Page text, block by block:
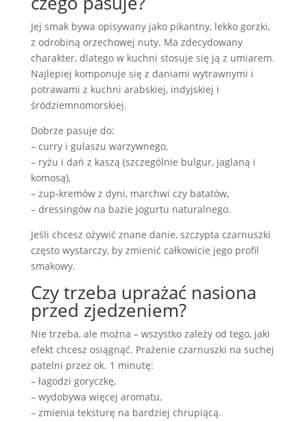
Jej smak bywa opisywany jako pikantny, lekko gorzki,
z odrobiną orzechowej nuty. Ma zdecydowany
charakter, dlatego w kuchni stosuje się ją z umiarem.
Najlepiej komponuje się z daniami wytrawnymi i
potrawami z kuchni arabskiej, indyjskiej i
śródziemnomorskiej.
Dobrze pasuje do:
– curry i gulaszu warzywnego,
– ryżu i dań z kaszą (szczególnie bulgur, jaglaną i
komosą),
– zup-kremów z dyni, marchwi czy batatów,
– dressingów na bazie jogurtu naturalnego.
Jeśli chcesz ożywić znane danie, szczypta czarnuszki
często wystarczy, by zmienić całkowicie jego profil
smakowy.
Czy trzeba uprażać nasiona
przed zjedzeniem?
Nie trzeba, ale można – wszystko zależy od tego, jaki
efekt chcesz osiągnąć. Prażenie czarnuszki na suchej
patelni przez ok. 1 minutę:
– łagodzi goryczkę,
– wydobywa więcej aromatu,
– zmienia teksturę na bardziej chrupiącą.